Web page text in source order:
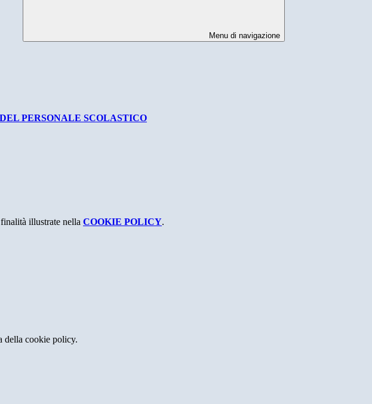
Menu di navigazione
PERSONALE SCOLASTICO
illustrate nella COOKIE POLICY.
della cookie policy.